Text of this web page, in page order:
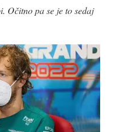
Očitno pa se je to sedaj